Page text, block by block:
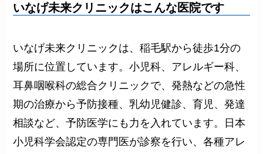
いなげ未来クリニックはこんな医院です
いなげ未来クリニックは、稲毛駅から徒歩1分の
場所に位置しています。小児科、アレルギー科、
耳鼻咽喉科の総合クリニックで、発熱などの急性
期の治療から予防接種、乳幼児健診、育児、発達
相談など、予防医学にも力を入れています。日本
小児科学会認定の専門医が診察を行い、各種アレ